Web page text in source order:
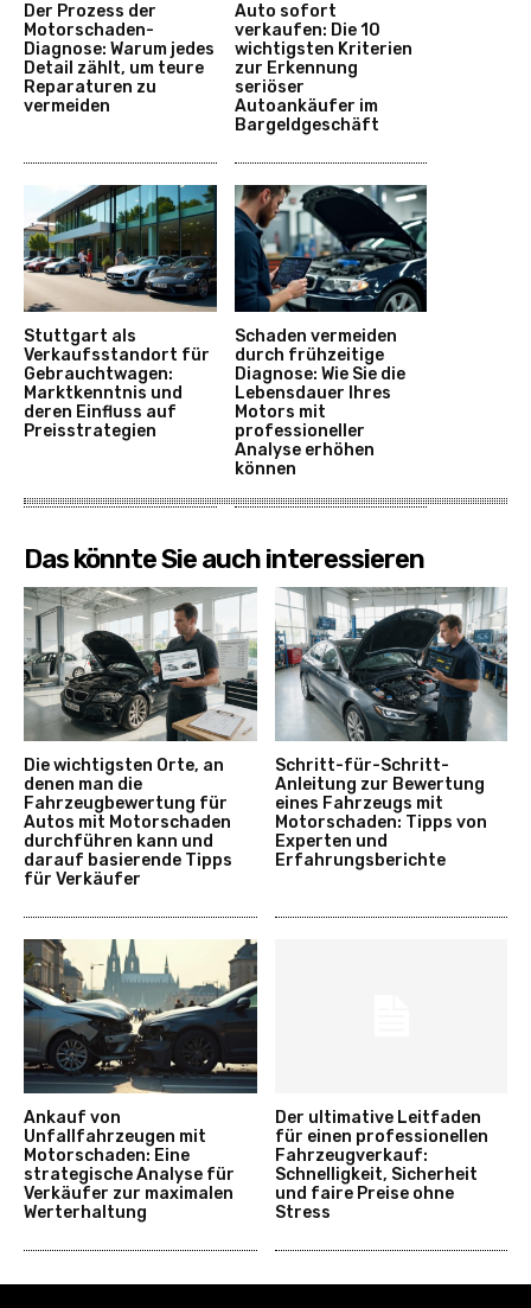
Der Prozess der
Motorschaden-
Diagnose: Warum jedes
Detail zählt, um teure
Reparaturen zu
vermeiden
Auto sofort
verkaufen: Die 10
wichtigsten Kriterien
zur Erkennung
seriöser
Autoankäufer im
Bargeldgeschäft
Stuttgart als
Verkaufsstandort für
Gebrauchtwagen:
Marktkenntnis und
deren Einfluss auf
Preisstrategien
Schaden vermeiden
durch frühzeitige
Diagnose: Wie Sie die
Lebensdauer Ihres
Motors mit
professioneller
Analyse erhöhen
können
Das könnte Sie auch interessieren
Die wichtigsten Orte, an
denen man die
Fahrzeugbewertung für
Autos mit Motorschaden
durchführen kann und
darauf basierende Tipps
für Verkäufer
Schritt-für-Schritt-
Anleitung zur Bewertung
eines Fahrzeugs mit
Motorschaden: Tipps von
Experten und
Erfahrungsberichte
Ankauf von
Unfallfahrzeugen mit
Motorschaden: Eine
strategische Analyse für
Verkäufer zur maximalen
Werterhaltung
Der ultimative Leitfaden
für einen professionellen
Fahrzeugverkauf:
Schnelligkeit, Sicherheit
und faire Preise ohne
Stress